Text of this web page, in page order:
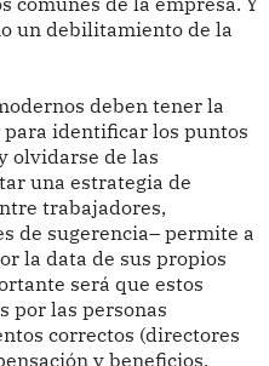
un debilitamiento de la
deben tener la
identificar los puntos
olvidarse de las
una estrategia de
trabajadores,
de sugerencia– permite a
la data de sus propios
será que estos
por las personas
correctos (directores
y beneficios,